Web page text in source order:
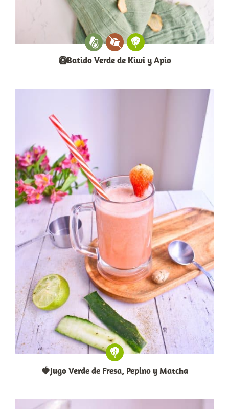
🥝Batido Verde de Kiwi y Apio
🍓Jugo Verde de Fresa, Pepino y Matcha